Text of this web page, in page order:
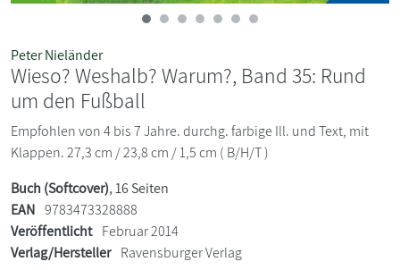
Peter Nieländer
Wieso? Weshalb? Warum?, Band 35: Rund
um den Fußball
Empfohlen von 4 bis 7 Jahre. durchg. farbige Ill. und Text, mit
Klappen. 27,3 cm / 23,8 cm / 1,5 cm ( B/H/T )
Buch (Softcover), 16 Seiten
EAN 9783473328888
Veröffentlicht Februar 2014
Verlag/Hersteller Ravensburger Verlag